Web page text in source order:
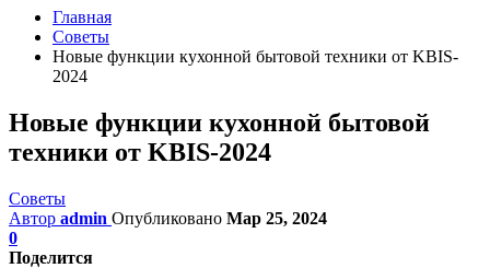
Главная
Советы
Новые функции кухонной бытовой техники от KBIS-
2024
Новые функции кухонной бытовой
техники от KBIS-2024
Советы
Автор admin Опубликовано Мар 25, 2024
0
Поделится